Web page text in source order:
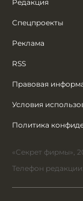
Редакция
Спецпроекты
Реклама
RSS
Правовая
Условия
Политика
«Секрет фирмы»,
Телефон редакции: